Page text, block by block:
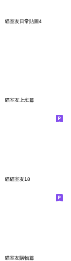
貓室友日常貼圖4
貓室友上班篇
貓貓室友18
貓室友購物篇